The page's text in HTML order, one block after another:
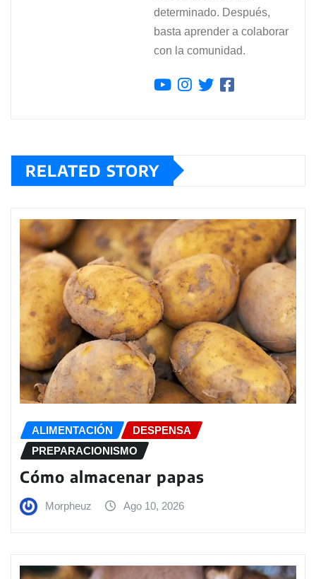
determinado. Después,
basta aprender a colaborar
con la comunidad.
RELATED STORY
ALIMENTACIÓN
DESPENSA
PREPARACIONISMO
Cómo almacenar papas
Morpheuz Ago 10, 2026